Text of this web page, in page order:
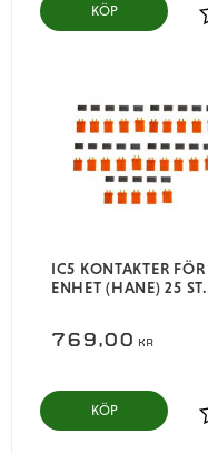
KÖP
IC5 KONTAKTER FÖR
ENHET (HANE) 25 ST.
769,00 KR
KÖP